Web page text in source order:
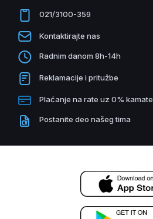
021/3100-359
Kontaktirajte nas
Radnim danom 8h-14h
Reklamacije i pritužbe
Plaćanje na rate uz 0% kamate
Postanite deo našeg tima